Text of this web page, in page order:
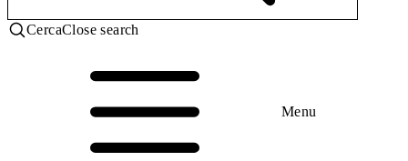
CercaClose search
Menu